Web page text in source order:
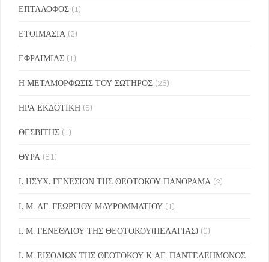
ΕΠΤΑΛΟΦΟΣ (1)
ΕΤΟΙΜΑΣΙΑ (2)
ΕΦΡΑΙΜΙΑΣ (1)
Η ΜΕΤΑΜΟΡΦΩΣΙΣ ΤΟΥ ΣΩΤΗΡΟΣ (26)
ΗΡΑ ΕΚΔΟΤΙΚΗ (5)
ΘΕΣΒΙΤΗΣ (1)
ΘΥΡΑ (61)
Ι. ΗΣΥΧ. ΓΕΝΕΣΙΟΝ ΤΗΣ ΘΕΟΤΟΚΟΥ ΠΑΝΟΡΑΜΑ (2)
Ι. Μ. ΑΓ. ΓΕΩΡΓΙΟΥ ΜΑΥΡΟΜΜΑΤΙΟΥ (1)
Ι. Μ. ΓΕΝΕΘΛΙΟΥ ΤΗΣ ΘΕΟΤΟΚΟΥ(ΠΕΛΑΓΙΑΣ) (0)
Ι. Μ. ΕΙΣΟΔΙΩΝ ΤΗΣ ΘΕΟΤΟΚΟΥ Κ ΑΓ. ΠΑΝΤΕΛΕΗΜΟΝΟΣ